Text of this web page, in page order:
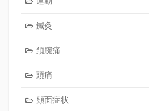
鍼灸
頚腕痛
頭痛
顔面症状